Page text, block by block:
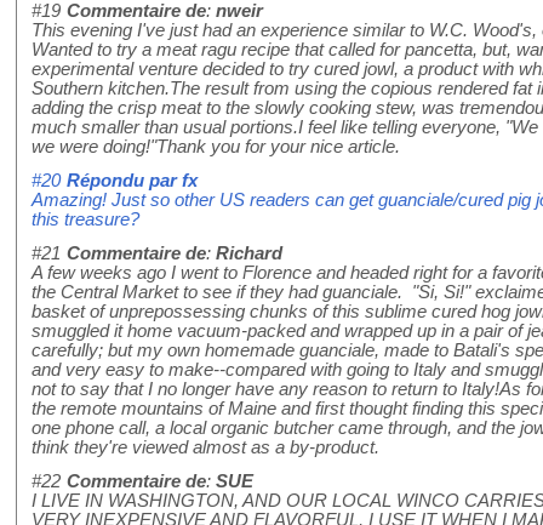
#19 Commentaire de: nweir
This evening I've just had an experience similar to W.C.
Wanted to try a meat ragu recipe that called for pancetta, but,
experimental venture decided to try cured jowl, a product with
Southern kitchen.The result from using the copious rendered fat
adding the crisp meat to the slowly cooking stew, was
much smaller than usual portions.I feel like telling everyone,
we were doing!"Thank you for your nice article.
#20 Répondu parfx
Amazing! Just so other US readers can get guanciale/cured pig
this treasure?
#21 Commentaire de: Richard
A few weeks ago I went to Florence and headed right for a
the Central Market to see if they had guanciale. "Si, Si!"
basket of unprepossessing chunks of this sublime cured hog
smuggled it home vacuum-packed and wrapped up in a pair of
carefully; but my own homemade guanciale, made to Batali's
and very easy to make--compared with going to Italy and
not to say that I no longer have any reason to return to Italy!As
the remote mountains of Maine and first thought finding this
one phone call, a local organic butcher came through, and the
think they're viewed almost as a by-product.
#22 Commentaire de: SUE
I LIVE IN WASHINGTON, AND OUR LOCAL WINCO
VERY INEXPENSIVE AND FLAVORFUL, I USE IT WHEN I